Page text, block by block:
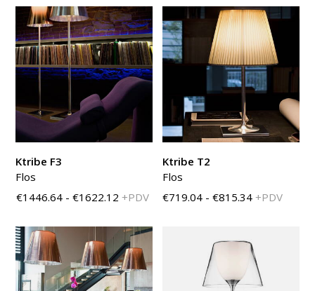
€1446.64 - €1622.12 +PDV
Ktribe F3
Flos
€719.04 - €815.34 +PDV
Ktribe T2
Flos